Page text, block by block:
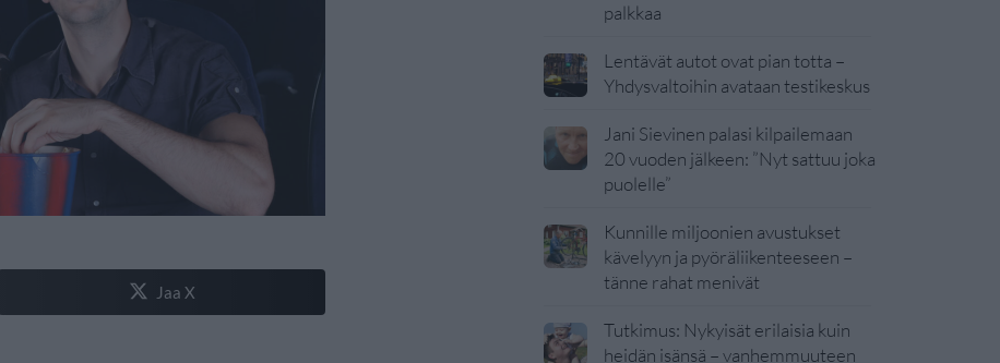
Jaa X
palkkaa
Lentävät autot ovat pian totta –
Yhdysvaltoihin avataan testikeskus
Jani Sievinen palasi kilpailemaan
20 vuoden jälkeen: ”Nyt sattuu joka
puolelle”
Kunnille miljoonien avustukset
kävelyyn ja pyöräliikenteeseen –
tänne rahat menivät
Tutkimus: Nykyisät erilaisia kuin
heidän isänsä – vanhemmuuteen